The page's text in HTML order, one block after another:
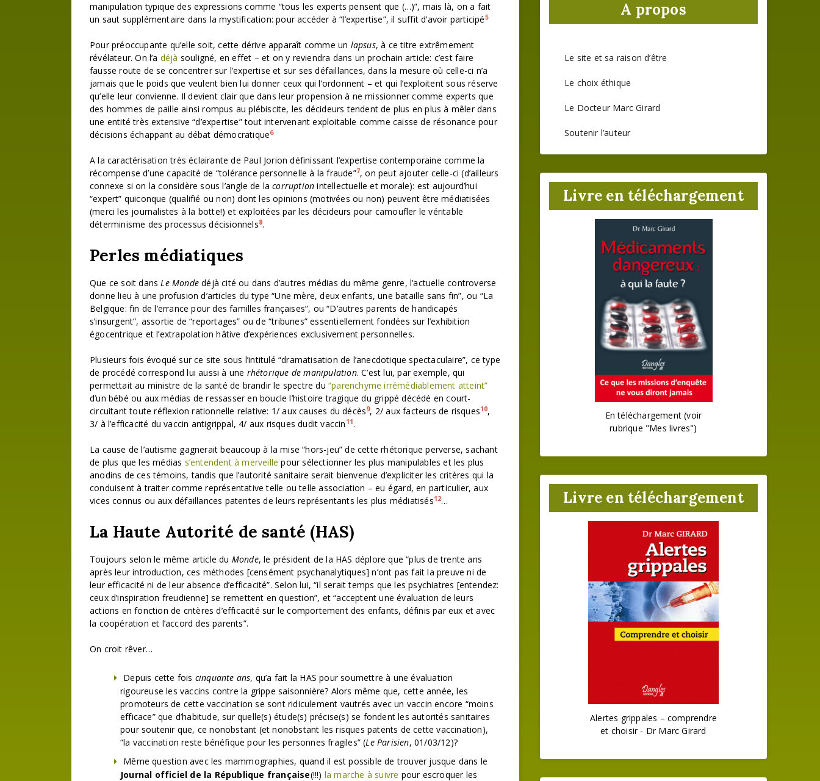
manipulation typique des expressions comme “tous les experts pensent que (…)”, mais là, on a fait
un saut supplémentaire dans la mystification: pour accéder à “l’expertise”, il suffit d’avoir participé5
Pour préoccupante qu’elle soit, cette dérive apparaît comme un lapsus, à ce titre extrêmement
révélateur. On l’a déjà souligné, en effet – et on y reviendra dans un prochain article: c’est faire
fausse route de se concentrer sur l’expertise et sur ses défaillances, dans la mesure où celle-ci n’a
jamais que le poids que veulent bien lui donner ceux qui l’ordonnent – et qui l’exploitent sous réserve
qu’elle leur convienne. Il devient clair que dans leur propension à ne missionner comme experts que
des hommes de paille ainsi rompus au plébiscite, les décideurs tendent de plus en plus à mêler dans
une entité très extensive “d’expertise” tout intervenant exploitable comme caisse de résonance pour
décisions échappant au débat démocratique6
A la caractérisation très éclairante de Paul Jorion définissant l’expertise contemporaine comme la
récompense d’une capacité de “tolérance personnelle à la fraude”7, on peut ajouter celle-ci (d’ailleurs
connexe si on la considère sous l’angle de lacorruption intellectuelle et morale): est aujourd’hui
“expert” quiconque (qualifié ou non) dont les opinions (motivées ou non) peuvent être médiatisées
(merci les journalistes à la botte!) et exploitées par les décideurs pour camoufler le véritable
déterminisme des processus décisionnels8.
Perles médiatiques
Que ce soit dansLe Monde déjà cité ou dans d’autres médias du même genre, l’actuelle controverse
donne lieu à une profusion d’articles du type “Une mère, deux enfants, une bataille sans fin”, ou “La
Belgique: fin de l’errance pour des familles françaises”, ou “D’autres parents de handicapés
s’insurgent”, assortie de “reportages” ou de “tribunes” essentiellement fondées sur l’exhibition
égocentrique et l’extrapolation hâtive d’expériences exclusivement personnelles.
Plusieurs fois évoqué sur ce site sous l’intitulé “dramatisation de l’anecdotique spectaculaire”, ce type
de procédé correspond lui aussi à une rhétorique de manipulation. C’est lui, par exemple, qui
permettait au ministre de la santé de brandir le spectre du“parenchyme irrémédiablement atteint”
d’un bébé ou aux médias de ressasser en boucle l’histoire tragique du grippé décédé en court-
circuitant toute réflexion rationnelle relative: 1/ aux causes du décès9, 2/ aux facteurs de risques10,
3/ à l’efficacité du vaccin antigrippal, 4/ aux risques dudit vaccin 11.
La cause de l’autisme gagnerait beaucoup à la mise “hors-jeu” de cette rhétorique perverse, sachant
de plus que les médias s’entendent à merveille pour sélectionner les plus manipulables et les plus
anodins de ces témoins, tandis que l’autorité sanitaire serait bienvenue d’expliciter les critères qui la
conduisent à traiter comme représentative telle ou telle association – eu égard, en particulier, aux
vices connus ou aux défaillances patentes de leurs représentants les plus médiatisés12…
La Haute Autorité de santé (HAS)
Toujours selon le même article du Monde, le président de la HAS déplore que “plus de trente ans
après leur introduction, ces méthodes [censément psychanalytiques] n’ont pas fait la preuve ni de
leur efficacité ni de leur absence d’efficacité”. Selon lui, “il serait temps que les psychiatres [entendez:
ceux d’inspiration freudienne] se remettent en question”, et “acceptent une évaluation de leurs
actions en fonction de critères d’efficacité sur le comportement des enfants, définis par eux et avec
la coopération et l’accord des parents”.
On croit rêver…
Depuis cette fois cinquante ans, qu’a fait la HAS pour soumettre à une évaluation
rigoureuse les vaccins contre la grippe saisonnière? Alors même que, cette année, les
promoteurs de cette vaccination se sont ridiculement vautrés avec un vaccin encore “moins
efficace” que d’habitude, sur quelle(s) étude(s) précise(s) se fondent les autorités sanitaires
pour soutenir que, ce nonobstant (et nonobstant les risques patents de cette vaccination),
“la vaccination reste bénéfique pour les personnes fragiles” (Le Parisien, 01/03/12)?
Même question avec les mammographies, quand il est possible de trouver jusque dans le
Journal officiel de la République française(!!!) la marche à suivre pour escroquer les
A propos
Le site et sa raison d’être
Le choix éthique
Le Docteur Marc Girard
Soutenir l’auteur
Livre en téléchargement
En téléchargement (voir
rubrique "Mes livres")
Livre en téléchargement
Alertes grippales – comprendre
et choisir - Dr Marc Girard